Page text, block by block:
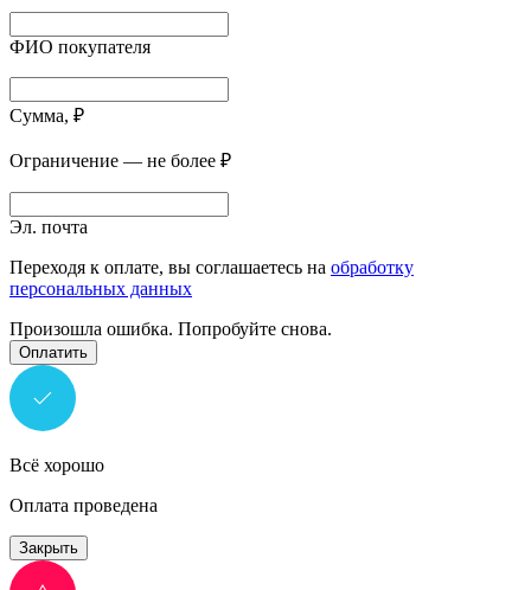
ФИО покупателя
Сумма, ₽
Ограничение — не более ₽
Эл. почта
Переходя к оплате, вы соглашаетесь на обработку
персональных данных
Произошла ошибка. Попробуйте снова.
Оплатить
Всё хорошо
Оплата проведена
Закрыть